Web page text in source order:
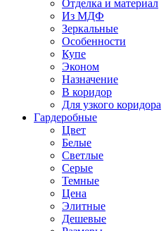
Отделка и материал
Из МДФ
Зеркальные
Особенности
Купе
Эконом
Назначение
В коридор
Для узкого коридора
Гардеробные
Цвет
Белые
Светлые
Серые
Темные
Цена
Элитные
Дешевые